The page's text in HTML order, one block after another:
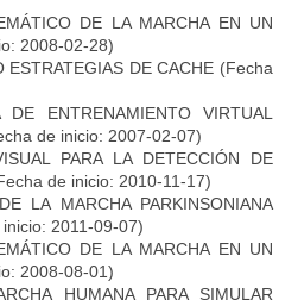
DE LA MARCHA EN UN
2008-02-28)
ESTRATEGIAS DE CACHE (Fecha
ENTRENAMIENTO VIRTUAL
de inicio: 2007-02-07)
PARA LA DETECCIÓN DE
de inicio: 2010-11-17)
LA MARCHA PARKINSONIANA
2011-09-07)
DE LA MARCHA EN UN
2008-08-01)
HUMANA PARA SIMULAR